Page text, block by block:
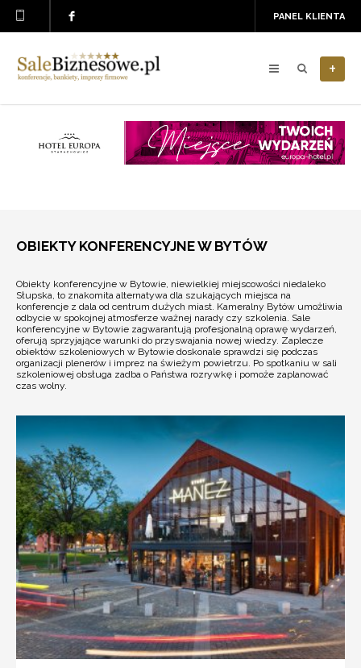
PANEL KLIENTA
+
OBIEKTY KONFERENCYJNE W BYTÓW
Obiekty konferencyjne w Bytowie, niewielkiej miejscowości niedaleko
Słupska, to znakomita alternatywa dla szukających miejsca na
konferencje z dala od centrum dużych miast. Kameralny Bytów umożliwia
odbycie w spokojnej atmosferze ważnej narady czy szkolenia. Sale
konferencyjne w Bytowie zagwarantują profesjonalną oprawę wydarzeń,
oferują sprzyjające warunki do przyswajania nowej wiedzy. Zaplecze
obiektów szkoleniowych w Bytowie doskonale sprawdzi się podczas
organizacji plenerów i imprez na świeżym powietrzu. Po spotkaniu w sali
szkoleniowej obsługa zadba o Państwa rozrywkę i pomoże zaplanować
czas wolny.